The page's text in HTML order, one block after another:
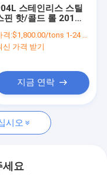
스테인리스 스틸
핀 핫/콜드 롤 201
420 430
격:$1,800.00/tons 1-24 tons
신 가격 받기
지금 연락
시오
세요